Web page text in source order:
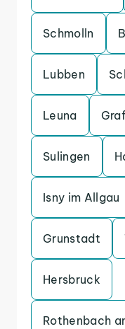
Schmolln
Lubben
Leuna
Sulingen
Isny im Allgau
Grunstadt
Hersbruck
Rothenbach